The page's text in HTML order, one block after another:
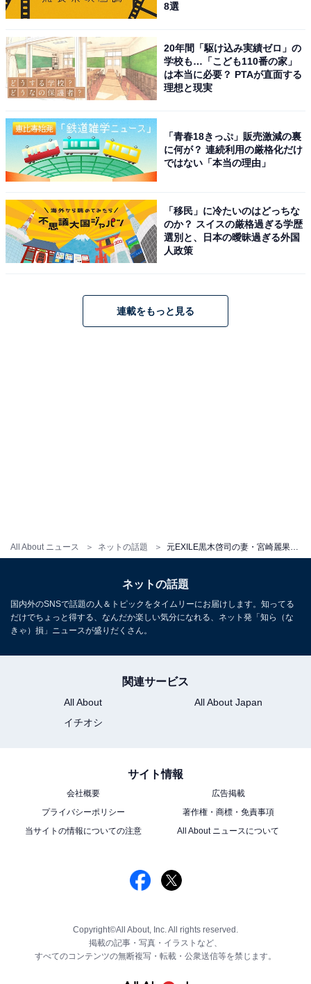
All About ニュース ネットの話題
8選
20年間「駆け込み実績ゼロ」の
学校も…「こども110番の家」
は本当に必要？ PTAが直面する
理想と現実
「青春18きっぷ」販売激減の裏
に何が？ 連続利用の厳格化だけ
ではない「本当の理由」
「移民」に冷たいのはどっちな
のか？ スイスの厳格過ぎる学歴
選別と、日本の曖昧過ぎる外国
人政策
連載をもっと見る
ネットの話題
国内外のSNSで話題の人＆トピックをタイムリーにお届けします。知ってる
だけでちょっと得する、なんだか楽しい気分になれる、ネット発「知ら（な
きゃ）損」ニュースが盛りだくさん。
関連サービス
All About
All About Japan
イチオシ
サイト情報
会社概要
広告掲載
プライバシーポリシー
著作権・商標・免責事項
当サイトの情報についての注意
All About ニュースについて
Copyright©All About, Inc. All rights reserved.
掲載の記事・写真・イラストなど、
すべてのコンテンツの無断複写・転載・公衆送信等を禁じます。